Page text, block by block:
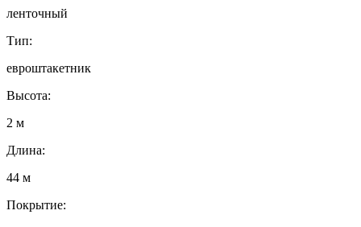
ленточный
Тип:
евроштакетник
Высота:
2 м
Длина:
44 м
Покрытие: